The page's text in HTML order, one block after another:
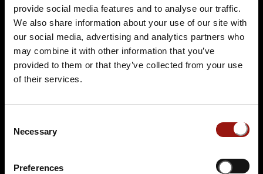
provide social media features and to analyse our traffic.
We also share information about your use of our site with
our social media, advertising and analytics partners who
may combine it with other information that you’ve
provided to them or that they’ve collected from your use
of their services.
Selection
Necessary
Preferences
SA.
17.10.2026 19:00 Uhr
Passepartouts Weltreise
Freilich am See